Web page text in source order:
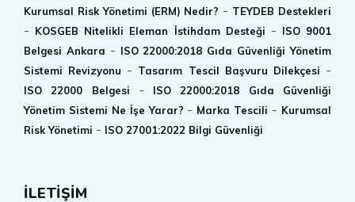
Kurumsal Risk Yönetimi (ERM) Nedir? - TEYDEB Destekleri
- KOSGEB Nitelikli Eleman İstihdam Desteği - ISO 9001
Belgesi Ankara - ISO 22000:2018 Gıda Güvenliği Yönetim
Sistemi Revizyonu - Tasarım Tescil Başvuru Dilekçesi -
ISO 22000 Belgesi -
ISO 22000:2018 Gıda Güvenliği
Yönetim Sistemi Ne İşe Yarar? - Marka Tescili - Kurumsal
Risk Yönetimi - ISO 27001:2022 Bilgi Güvenliği
İLETİŞİM